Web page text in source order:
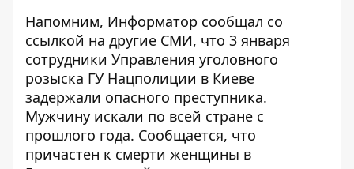
Напомним, Информатор сообщал со
ссылкой на другие СМИ, что 3 января
сотрудники Управления уголовного
розыска ГУ Нацполиции в Киеве
задержали опасного преступника.
Мужчину искали по всей стране с
прошлого года. Сообщается, что
причастен к смерти женщины в